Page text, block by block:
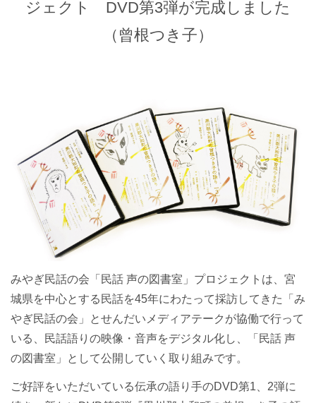
ジェクト DVD第3弾が完成しました
（曾根つき子）
みやぎ民話の会「民話 声の図書室」プロジェクトは、宮
城県を中心とする民話を45年にわたって採訪してきた「み
やぎ民話の会」とせんだいメディアテークが協働で行って
いる、民話語りの映像・音声をデジタル化し、「民話 声
の図書室」として公開していく取り組みです。
ご好評をいただいている伝承の語り手のDVD第1、2弾に